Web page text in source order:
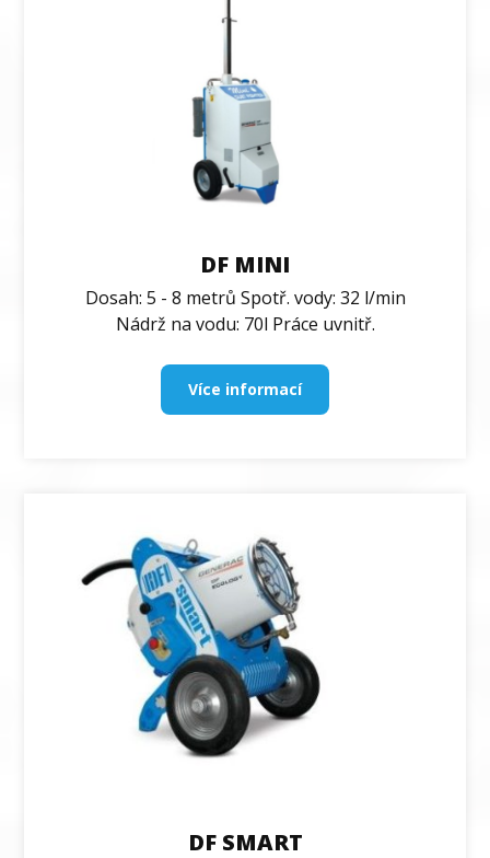
DF MINI
Dosah: 5 - 8 metrů Spotř. vody: 32 l/min
Nádrž na vodu: 70l Práce uvnitř.
Více informací
DF SMART